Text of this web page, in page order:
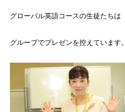
グローバル英語コースの生徒たちは
グループでプレゼンを控えています。